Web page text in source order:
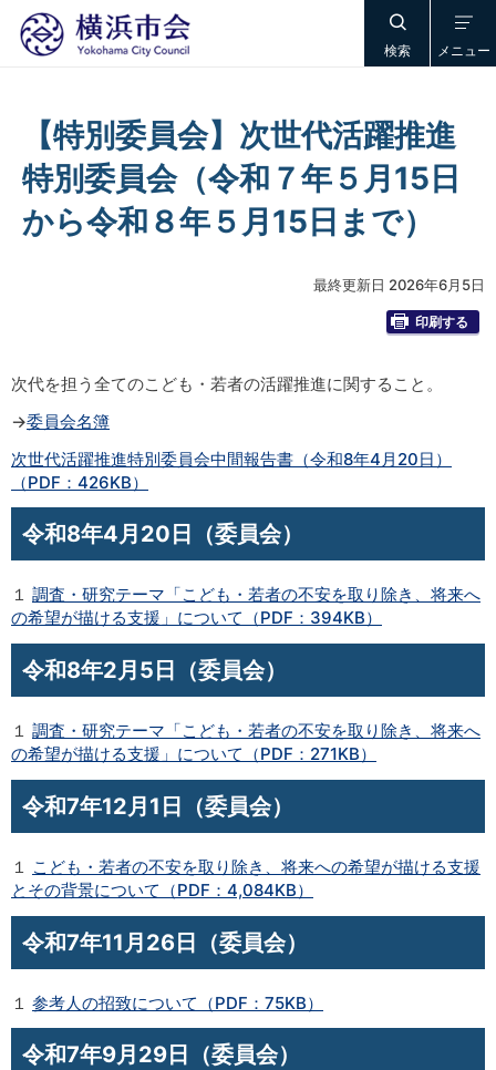
検索 メニュー
【特別委員会】次世代活躍推進
特別委員会（令和７年５月15日
から令和８年５月15日まで）
最終更新日 2026年6月5日
印刷する
次代を担う全てのこども・若者の活躍推進に関すること。
→委員会名簿
次世代活躍推進特別委員会中間報告書（令和8年4月20日）
（PDF：426KB）
令和8年4月20日（委員会）
１ 調査・研究テーマ「こども・若者の不安を取り除き、将来へ
の希望が描ける支援」について（PDF：394KB）
令和8年2月5日（委員会）
１ 調査・研究テーマ「こども・若者の不安を取り除き、将来へ
の希望が描ける支援」について（PDF：271KB）
令和7年12月1日（委員会）
１
こども・若者の不安を取り除き、将来への希望が描ける支援
とその背景について（PDF：4,084KB）
令和7年11月26日（委員会）
１ 参考人の招致について（PDF：75KB）
令和7年9月29日（委員会）